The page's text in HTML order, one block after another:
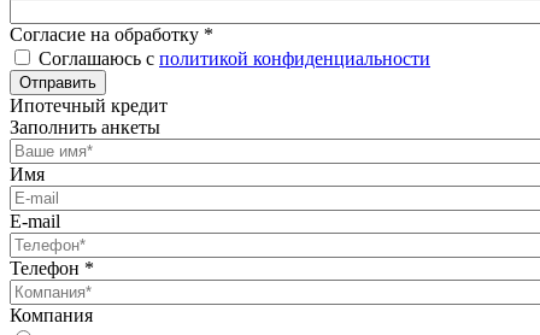
Согласие на обработку *
Соглашаюсь с политикой конфиденциальности
Отправить
Ипотечный кредит
Заполнить анкеты
Имя
E-mail
Телефон *
Компания